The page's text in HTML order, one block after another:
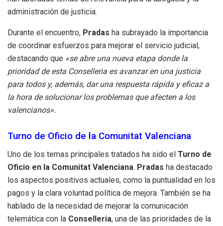
administración de justicia.
Durante el encuentro, Pradas ha subrayado la importancia
de coordinar esfuerzos para mejorar el servicio judicial,
destacando que «se abre una nueva etapa donde la
prioridad de esta Conselleria es avanzar en una justicia
para todos y, además, dar una respuesta rápida y eficaz a
la hora de solucionar los problemas que afecten a los
valencianos».
Turno de Oficio de la Comunitat Valenciana
Uno de los temas principales tratados ha sido el Turno de
Oficio en la Comunitat Valenciana. Pradas ha destacado
los aspectos positivos actuales, como la puntualidad en los
pagos y la clara voluntad política de mejora. También se ha
hablado de la necesidad de mejorar la comunicación
telemática con la Conselleria, una de las prioridades de la